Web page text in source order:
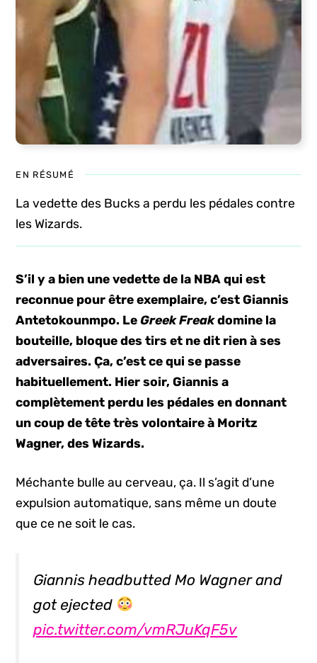
EN RÉSUMÉ
La vedette des Bucks a perdu les pédales contre
les Wizards.
S’il y a bien une vedette de la NBA qui est
reconnue pour être exemplaire, c’est Giannis
Antetokounmpo. LeGreek Freakdomine la
bouteille, bloque des tirs et ne dit rien à ses
adversaires. Ça, c’est ce qui se passe
habituellement. Hier soir, Giannis a
complètement perdu les pédales en donnant
un coup de tête très volontaire à Moritz
Wagner, des Wizards.
Méchante bulle au cerveau, ça. Il s’agit d’une
expulsion automatique, sans même un doute
que ce ne soit le cas.
Giannis headbutted Mo Wagner and
got ejected
pic.twitter.com/vmRJuKqF5v